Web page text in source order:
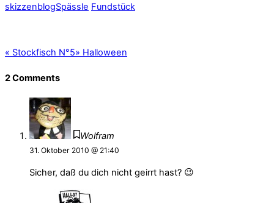
skizzenblogSpässle Fundstück
« Stockfisch N°5» Halloween
2 Comments
Wolfram
31. Oktober 2010 @ 21:40
Sicher, daß du dich nicht geirrt hast? 😉